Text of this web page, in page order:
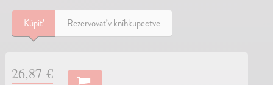
Kúpiť Rezervovať v kníhkupectve
26,87 €